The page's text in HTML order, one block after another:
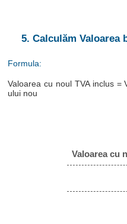
5. Calculăm Valoarea
Formula:
Valoarea cu noul TVA inclus =
ului nou
Valoarea cu